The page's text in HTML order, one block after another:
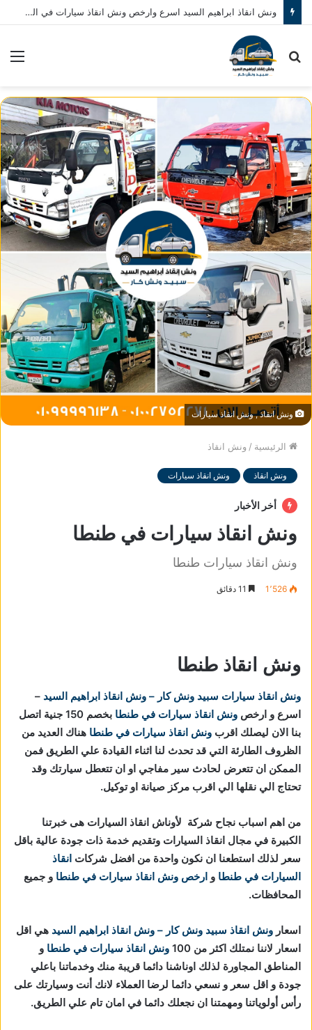
ونش انقاذ ابراهيم السيد اسرع وارخص ونش انقاذ سيارات في المنصورة نصلك في خلال 10 دقائق بحد اقصي اتصل بنا الان 01080793999
بحث
ونش انقاذ , ونش انقاذ سيارات
الرئيسية / ونش انقاذ
ونش انقاذ ونش انقاذ سيارات
أخر الأخبار
ونش انقاذ سيارات في طنطا
ونش انقاذ سيارات طنطا
1٬526
ونش انقاذ طنطا
ونش انقاذ سيارات سبيد ونش كار – ونش انقاذ ابراهيم السيد –
اسرع و ارخص ونش انقاذ سيارات في طنطا
بخصم 150 جنية اتصل
بنا الان ليصلك اقرب ونش انقاذ سيارات في طنطا هناك العديد من
الظروف الطارئة التي قد تحدث لنا اثناء القيادة علي الطريق فمن
الممكن ان تتعرض لحادث سير مفاجي او ان تتعطل سيارتك وقد
تحتاج الي نقلها الي اقرب مركز صيانة او توكيل.
من اهم اسباب نجاح شركة لأوناش انقاذ السيارات هى خبرتنا
الكبيرة في مجال انقاذ السيارات وتقديم خدمة ذات جودة عالية باقل
سعر لذلك استطعنا ان نكون واحدة من افضل شركات انقاذ
السيارات في طنطا و ارخص ونش انقاذ سيارات في طنطا و جميع
المحافظات.
اسعار ونش انقاذ سبيد ونش كار – ونش انقاذ ابراهيم السيد هي اقل
اسعار لاننا نمتلك اكثر من 100
ونش انقاذ سيارات في طنطا و
المناطق المجاورة لذلك اوناشنا دائما قريبة منك وخدماتنا باعلي
جودة و اقل سعر و نسعي دائما لرضا العملاء لانك أنت وسيارتك على
رأس أولوياتنا ومهمتنا ان نجعلك دائما في امان تام علي الطريق.